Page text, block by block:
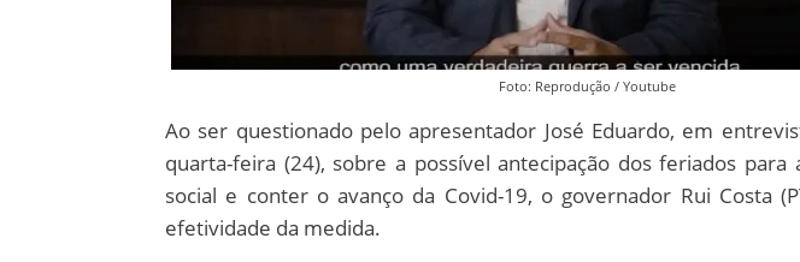
Foto: Reprodução / Youtube
Ao ser questionado pelo apresentador José Eduardo, em
quarta-feira (24), sobre a possível antecipação dos feriados
social e conter o avanço da Covid-19, o governador Rui Costa
efetividade da medida.